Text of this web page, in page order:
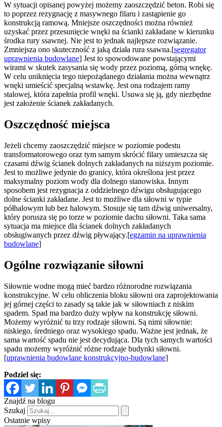
W sytuacji opisanej powyżej możemy zaoszczędzić beton. Robi się
to poprzez rezygnację z masywnego filaru i zastąpienie go
konstrukcją ramową. Mniejsze oszczędności można również
uzyskać przez przesunięcie wnęki na ścianki zakładane w kierunku
środka rury ssawnej. Nie jest to jednak najlepsze rozwiązanie.
Zmniejsza ono skuteczność z jaką działa rura ssawna.[segregator
uprawnienia budowlane] Jest to spowodowane powstającymi
wirami w skutek zasysania się wody przez poziomą, górną wnękę.
W celu uniknięcia tego niepożądanego działania można wewnątrz
wnęki umieścić specjalną wstawkę. Jest ona rodzajem ramy
stalowej, która zapełnia profil wnęki. Usuwa się ją, gdy niezbędne
jest założenie ścianek zakładanych.
Oszczędność miejsca
Jeżeli chcemy zaoszczędzić miejsce w poziomie podestu
transformatorowego oraz tym samym skrócić filary umieszcza się
czasami dźwig ścianek dolnych zakładanych na niższym poziomie.
Jest to możliwe jedynie do granicy, która określona jest przez
maksymalny poziom wody dla dolnego stanowiska. Innym
sposobem jest rezygnacja z oddzielnego dźwigu obsługującego
dolne ścianki zakładane. Jest to możliwe dla siłowni w typie
półhalowym lub bez halowym. Stosuje się tam dźwig uniwersalny,
który porusza się po torze w poziomie dachu siłowni. Taka sama
sytuacja ma miejsce dla ścianek dolnych zakładanych
obsługiwanych przez dźwig pływający.[egzamin na uprawnienia
budowlane]
Ogólne rozwiązanie siłowni
Siłownie wodne mogą mieć bardzo różnorodne rozwiązania
konstrukcyjne. W celu obliczenia bloku siłowni ora zaprojektowania
jej górnej części to zasady są takie jak w siłowniach z niskim
spadem. Spad ma bardzo duży wpływ na konstrukcję siłowni.
Możemy wyróżnić tu trzy rodzaje siłowni. Są nimi siłownie:
niskiego, średniego oraz wysokiego spadu. Ważne jest jednak, że
sama wartość spadu nie jest decydująca. Dla tych samych wartości
spadu możemy wyróżnić różne rodzaje budynki siłowni.
[uprawnienia budowlane konstrukcyjno-budowlane]
Podziel się:
Znajdź na blogu
Szukaj
Ostatnie wpisy